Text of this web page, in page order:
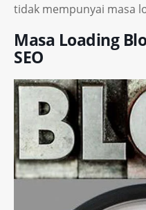
tidak mempunyai masa
Masa Loading
SEO